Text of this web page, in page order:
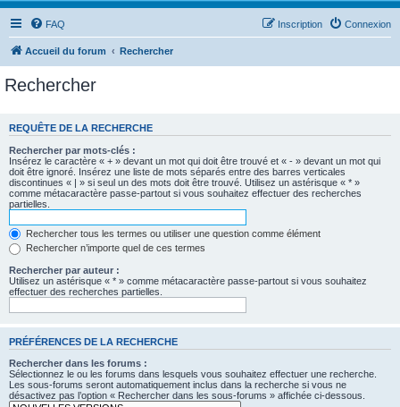
FAQ Connexion
Inscription
Accueil du forum Rechercher
Rechercher
REQUÊTE DE LA RECHERCHE
Rechercher par mots-clés :
Insérez le caractère « + » devant un mot qui doit être trouvé et « - » devant un mot qui
doit être ignoré. Insérez une liste de mots séparés entre des barres verticales
discontinues « | » si seul un des mots doit être trouvé. Utilisez un astérisque « * »
comme métacaractère passe-partout si vous souhaitez effectuer des recherches
partielles.
Rechercher tous les termes ou utiliser une question comme élément
Rechercher n’importe quel de ces termes
Rechercher par auteur :
Utilisez un astérisque « * » comme métacaractère passe-partout si vous souhaitez
effectuer des recherches partielles.
PRÉFÉRENCES DE LA RECHERCHE
Rechercher dans les forums :
Sélectionnez le ou les forums dans lesquels vous souhaitez effectuer une recherche.
Les sous-forums seront automatiquement inclus dans la recherche si vous ne
désactivez pas l’option « Rechercher dans les sous-forums » affichée ci-dessous.